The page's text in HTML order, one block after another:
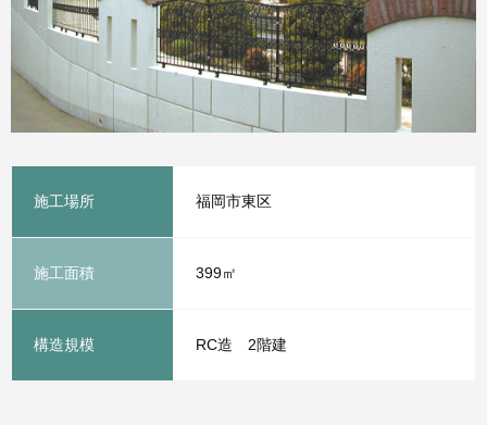
施工場所 福岡市東区
施工面積 399㎡
構造規模 RC造 2階建